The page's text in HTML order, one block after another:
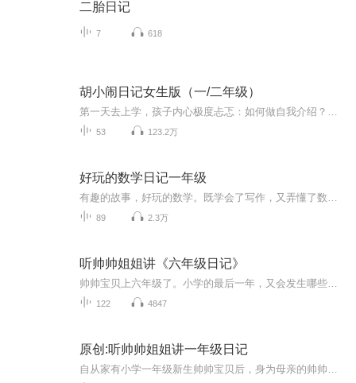
二胎日记
7 618
胡小闹日记女生版（一/二年级）
53 123.2万
好玩的数学日记一年级
89 2.3万
听帅帅姐姐讲《六年级日记》
122 4847
原创:听帅帅姐姐讲一年级日记